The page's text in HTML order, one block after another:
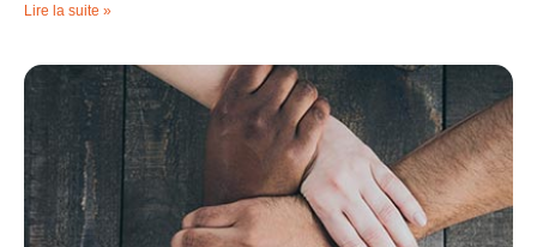
Lire la suite »